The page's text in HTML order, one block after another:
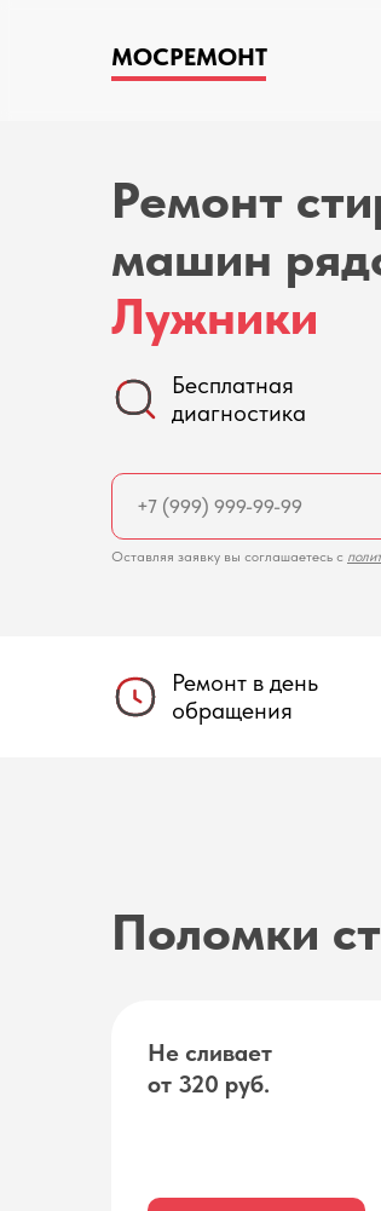
МОСРЕМОНТ
Ремонт
машин
Лужники
Бесплатная
диагностика
Ремонт в день
обращения
Оставляя заявку вы соглашаетесь с
Поломки
Не сливает
от 320 руб.